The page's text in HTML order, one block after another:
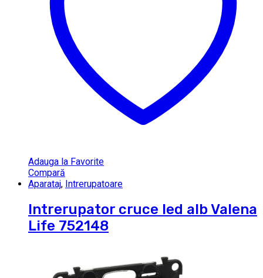
Adauga la Favorite
Compară
Aparataj, Intrerupatoare
Intrerupator cruce led alb Valena
Life 752148